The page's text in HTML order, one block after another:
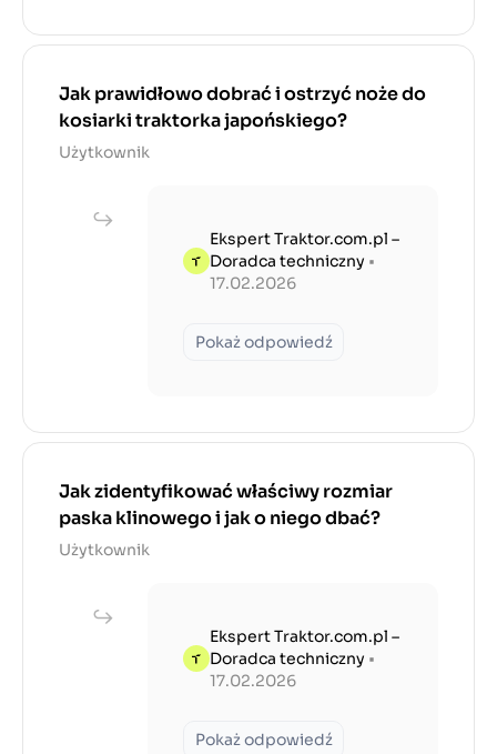
Jak prawidłowo dobrać i ostrzyć noże do
kosiarki traktorka japońskiego?
Użytkownik
Ekspert Traktor.com.pl –
Doradca techniczny •
17.02.2026
Pokaż odpowiedź
Jak zidentyfikować właściwy rozmiar
paska klinowego i jak o niego dbać?
Użytkownik
Ekspert Traktor.com.pl –
Doradca techniczny •
17.02.2026
Pokaż odpowiedź